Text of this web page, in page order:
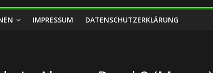
IMPRESSUM DATENSCHUTZERKLÄRUNG